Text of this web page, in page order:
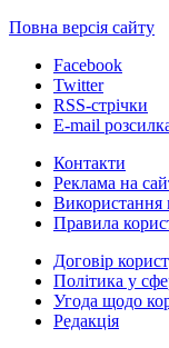
Повна версія сайту
Facebook
Twitter
RSS-стрічки
E-mail
Контакти
Реклама на
Використання
Правила
Договір
Політика у
Угода щодо
Редакція